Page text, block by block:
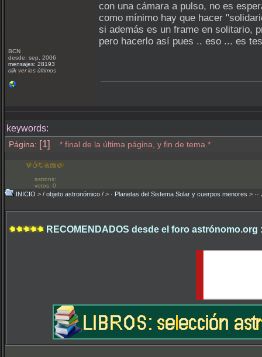
BCN
desde: sep, 2006
mensajes: 28193
clik ver los últimos
con una cámara a pulso, no es
como mínimo hay que hacer
si además es un frame en solitario,
pero hacerlo así pues .. eso ... es
keywords:
Página: [1] * final de la última página, y fin de tema.*
astrons:
votos: 0
INICIO > / objeto astronómico / > · Planetas del Sistema Solar y cuerpos menores >
RECOMENDADOS desde el foro astrónomo.org